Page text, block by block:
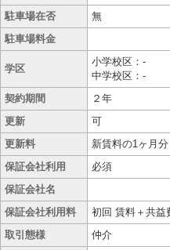
駐車場在否
無
駐車場料金
学区
小学校区：-
中学校区：-
契約期間
２年
更新
可
更新料
新賃料の1ヶ月分
保証会社利用
必須
保証会社名
保証会社利用料
初回 賃料＋共
取引態様
仲介